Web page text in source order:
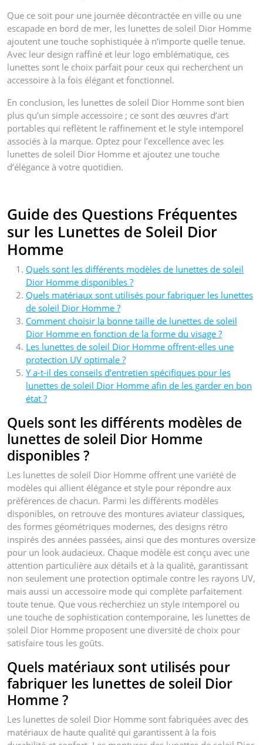
Que ce soit pour une journée décontractée en ville ou une
escapade en bord de mer, les lunettes de soleil Dior Homme
ajoutent une touche sophistiquée à n’importe quelle tenue.
Avec leur design raffiné et leur logo emblématique, ces
lunettes sont le choix parfait pour ceux qui recherchent un
accessoire à la fois élégant et fonctionnel.
En conclusion, les lunettes de soleil Dior Homme sont bien
plus qu’un simple accessoire ; ce sont des œuvres d’art
portables qui reflètent le raffinement et le style intemporel
associés à la marque. Optez pour l’excellence avec les
lunettes de soleil Dior Homme et ajoutez une touche
d’élégance à votre quotidien.
Guide des Questions Fréquentes
sur les Lunettes de Soleil Dior
Homme
Quels sont les différents modèles de lunettes de soleil
Dior Homme disponibles ?
Quels matériaux sont utilisés pour fabriquer les lunettes
de soleil Dior Homme ?
Comment choisir la bonne taille de lunettes de soleil
Dior Homme en fonction de la forme du visage ?
Les lunettes de soleil Dior Homme offrent-elles une
protection UV optimale ?
Y a-t-il des conseils d’entretien spécifiques pour les
lunettes de soleil Dior Homme afin de les garder en bon
état ?
Quels sont les différents modèles de
lunettes de soleil Dior Homme
disponibles ?
Les lunettes de soleil Dior Homme offrent une variété de
modèles qui allient élégance et style pour répondre aux
préférences de chacun. Parmi les différents modèles
disponibles, on retrouve des montures aviateur classiques,
des formes géométriques modernes, des designs rétro
inspirés des années passées, ainsi que des montures oversize
pour un look audacieux. Chaque modèle est conçu avec une
attention particulière aux détails et à la qualité, garantissant
non seulement une protection optimale contre les rayons UV,
mais aussi un accessoire mode qui complète parfaitement
toute tenue. Que vous recherchiez un style intemporel ou
une touche de sophistication contemporaine, les lunettes de
soleil Dior Homme proposent une diversité de choix pour
satisfaire tous les goûts.
Quels matériaux sont utilisés pour
fabriquer les lunettes de soleil Dior
Homme ?
Les lunettes de soleil Dior Homme sont fabriquées avec des
matériaux de haute qualité qui garantissent à la fois